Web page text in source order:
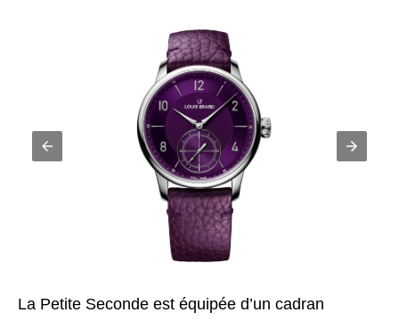
La Petite Seconde est équipée d’un cadran